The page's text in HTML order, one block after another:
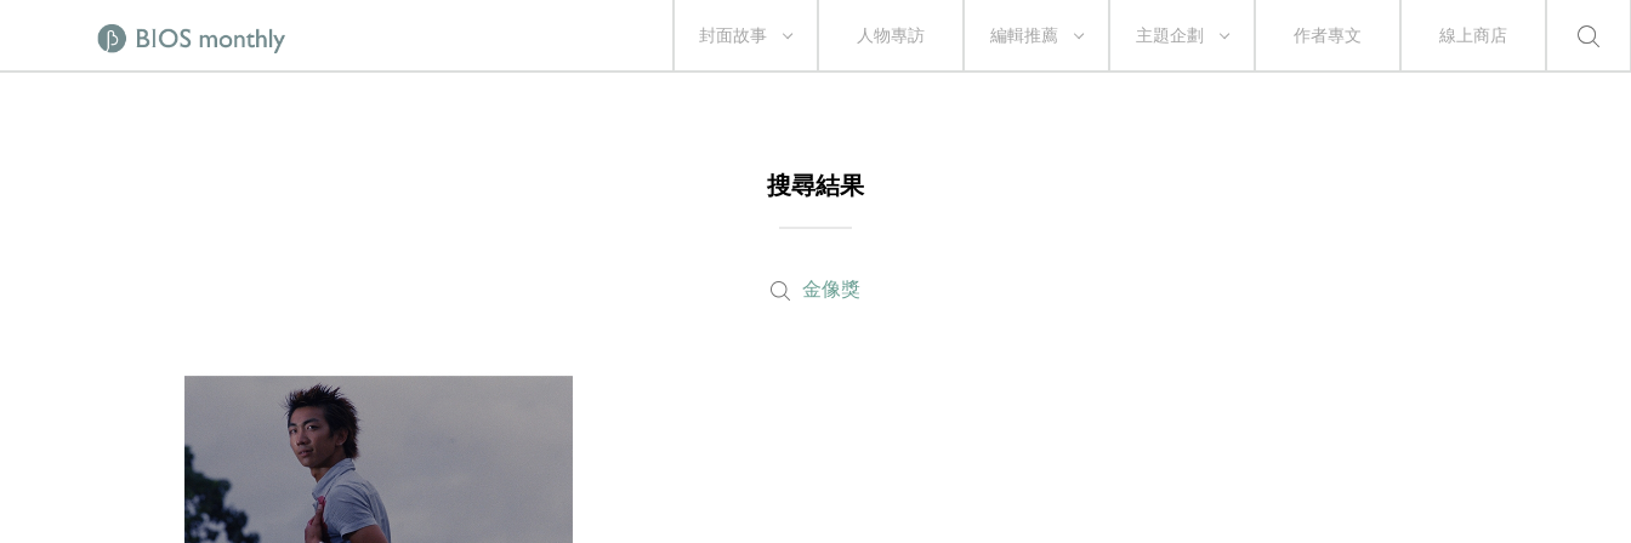
封面故事 人物專訪 編輯推薦 主題企劃 作者專文 線上商店
搜尋結果
金像獎